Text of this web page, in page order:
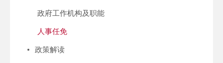
政府工作机构及职能
人事任免
政策解读